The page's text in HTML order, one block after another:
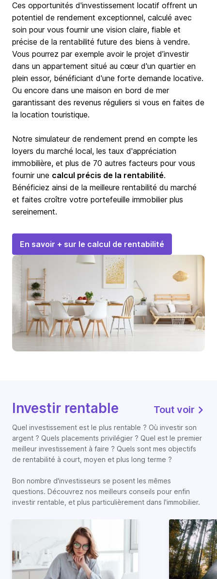
Ces opportunités d'investissement locatif offrent un
potentiel de rendement exceptionnel, calculé avec
soin pour vous fournir une vision claire, fiable et
précise de la rentabilité future des biens à vendre.
Vous pourrez par exemple avoir le projet d’investir
dans un appartement situé au cœur d'un quartier en
plein essor, bénéficiant d'une forte demande locative.
Ou encore dans une maison en bord de mer
garantissant des revenus réguliers si vous en faites de
la location touristique.
Notre simulateur de rendement prend en compte les
loyers du marché local, les taux d'appréciation
immobilière, et plus de 70 autres facteurs pour vous
fournir une calcul précis de la rentabilité.
Bénéficiez ainsi de la meilleure rentabilité du marché
et faites croître votre portefeuille immobilier plus
sereinement.
En savoir + sur le calcul de rentabilité
Investir rentable Tout voir
Quel investissement est le plus rentable ? Où investir son
argent ? Quels placements privilégier ? Quel est le premier
meilleur investissement à faire ? Quels sont mes objectifs
de rentabilité à court, moyen et plus long terme ?
Bon nombre d'investisseurs se posent les mêmes
questions. Découvrez nos meilleurs conseils pour enfin
investir rentable, et plus particulièrement dans l'immobilier.